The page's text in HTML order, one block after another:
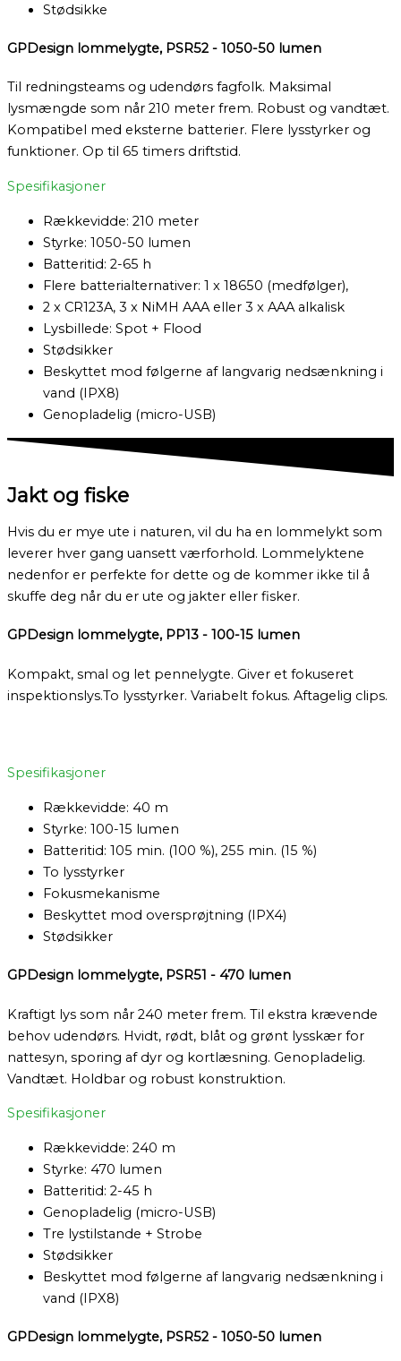
Stødsikke
GPDesign lommelygte, PSR52 - 1050-50 lumen
Til redningsteams og udendørs fagfolk. Maksimal
lysmængde som når 210 meter frem. Robust og vandtæt.
Kompatibel med eksterne batterier. Flere lysstyrker og
funktioner. Op til 65 timers driftstid.
Spesifikasjoner
Rækkevidde: 210 meter
Styrke: 1050-50 lumen
Batteritid: 2-65 h
Flere batterialternativer: 1 x 18650 (medfølger),
2 x CR123A, 3 x NiMH AAA eller 3 x AAA alkalisk
Lysbillede: Spot + Flood
Stødsikker
Beskyttet mod følgerne af langvarig nedsænkning i
vand (IPX8)
Genopladelig (micro-USB)
Jakt og fiske
Hvis du er mye ute i naturen, vil du ha en lommelykt som
leverer hver gang uansett værforhold. Lommelyktene
nedenfor er perfekte for dette og de kommer ikke til å
skuffe deg når du er ute og jakter eller fisker.
GPDesign lommelygte, PP13 - 100-15 lumen
Kompakt, smal og let pennelygte. Giver et fokuseret
inspektionslys.To lysstyrker. Variabelt fokus. Aftagelig clips.
Spesifikasjoner
Rækkevidde: 40 m
Styrke: 100-15 lumen
Batteritid: 105 min. (100 %), 255 min. (15 %)
To lysstyrker
Fokusmekanisme
Beskyttet mod oversprøjtning (IPX4)
Stødsikker
GPDesign lommelygte, PSR51 - 470 lumen
Kraftigt lys som når 240 meter frem. Til ekstra krævende
behov udendørs. Hvidt, rødt, blåt og grønt lysskær for
nattesyn, sporing af dyr og kortlæsning. Genopladelig.
Vandtæt. Holdbar og robust konstruktion.
Spesifikasjoner
Rækkevidde: 240 m
Styrke: 470 lumen
Batteritid: 2-45 h
Genopladelig (micro-USB)
Tre lystilstande + Strobe
Stødsikker
Beskyttet mod følgerne af langvarig nedsænkning i
vand (IPX8)
GPDesign lommelygte, PSR52 - 1050-50 lumen